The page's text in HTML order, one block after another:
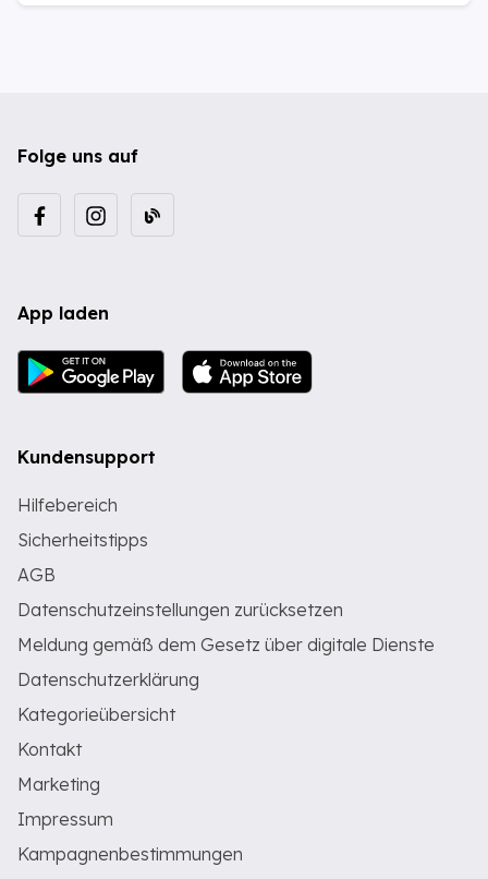
Folge uns auf
App laden
Kundensupport
Hilfebereich
Sicherheitstipps
AGB
Datenschutzeinstellungen zurücksetzen
Meldung gemäß dem Gesetz über digitale Dienste
Datenschutzerklärung
Kategorieübersicht
Kontakt
Marketing
Impressum
Kampagnenbestimmungen